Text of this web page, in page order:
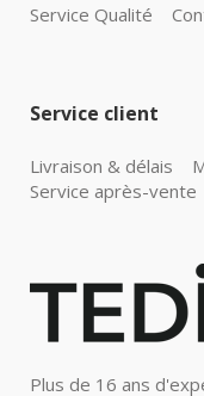
Service Qualité
Service client
Livraison & délais
Service après-vente
Plus de 16 ans